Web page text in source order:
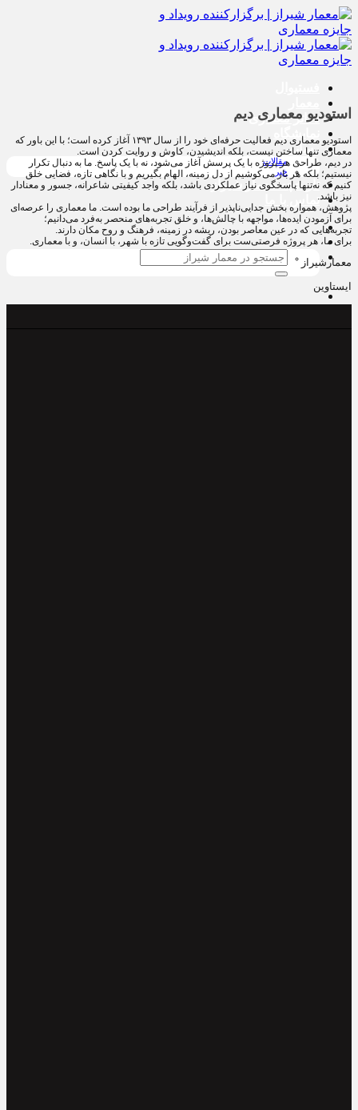
پرش
به
محتوا
دفاتر معماری
نمایشگاه
رسانه
مقالات
خبر
تاریخچه معمار‌‌ شیراز
تماس با ما
جستجو
برای:
استودیو معماری دیم
استودیو معماری دیم فعالیت حرفه‌ای خود را از سال ۱۳۹۳ آغاز کرده است؛ با این باور که
معماری تنها ساختن نیست، بلکه اندیشیدن، کاوش و روایت کردن است.
در دیم، طراحی هر پروژه با یک پرسش آغاز می‌شود، نه با یک پاسخ. ما به دنبال تکرار
نیستیم؛ بلکه هر بار می‌کوشیم از دل زمینه، الهام بگیریم و با نگاهی تازه، فضایی خلق
کنیم که نه‌تنها پاسخگوی نیاز عملکردی باشد، بلکه واجد کیفیتی شاعرانه، جسور و معنادار
نیز باشد.
پژوهش، همواره بخش جدایی‌ناپذیر از فرآیند طراحی ما بوده است. ما معماری را عرصه‌ای
برای آزمودن ایده‌ها، مواجهه با چالش‌ها، و خلق تجربه‌های منحصر به‌فرد می‌دانیم؛
تجربه‌هایی که در عین معاصر بودن، ریشه در زمینه، فرهنگ و روح مکان دارند.
برای ما، هر پروژه فرصتی‌ست برای گفت‌وگویی تازه با شهر، با انسان، و با معماری.
معمارشیراز
ایستاوین